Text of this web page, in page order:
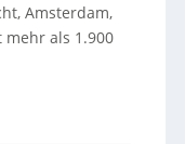
Amsterdam,
als 1.900